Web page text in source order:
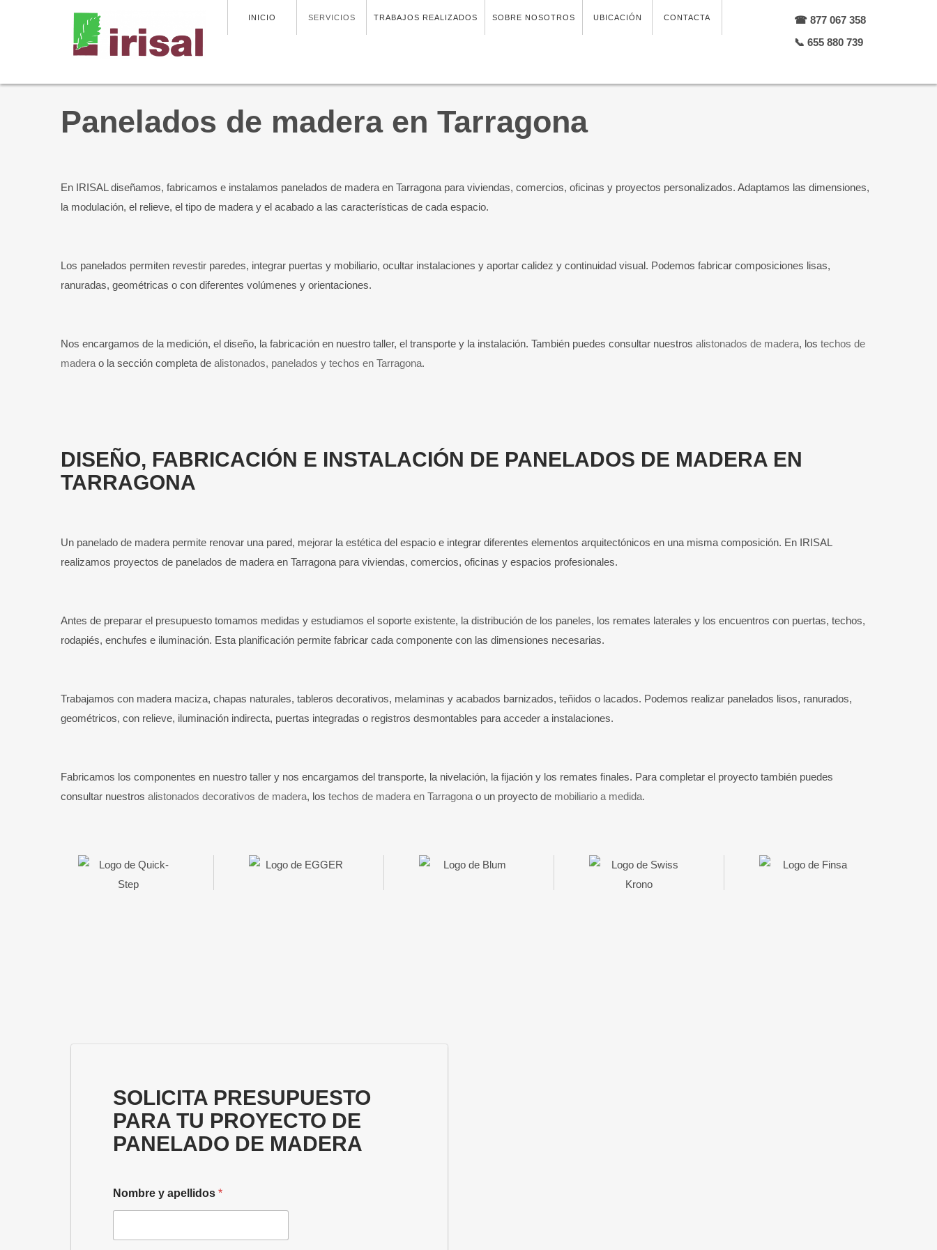
INICIO SERVICIOS TRABAJOS REALIZADOS SOBRE NOSOTROS UBICACIÓN CONTACTA
☎ 877 067 358
📞 655 880 739
Panelados de madera en Tarragona
En IRISAL diseñamos, fabricamos e instalamos panelados de madera en Tarragona para viviendas, comercios, oficinas y proyectos personalizados. Adaptamos las dimensiones,
la modulación, el relieve, el tipo de madera y el acabado a las características de cada espacio.
Los panelados permiten revestir paredes, integrar puertas y mobiliario, ocultar instalaciones y aportar calidez y continuidad visual. Podemos fabricar composiciones lisas,
ranuradas, geométricas o con diferentes volúmenes y orientaciones.
Nos encargamos de la medición, el diseño, la fabricación en nuestro taller, el transporte y la instalación. También puedes consultar nuestros alistonados de madera, los techos de
madera o la sección completa de alistonados, panelados y techos en Tarragona.
DISEÑO, FABRICACIÓN E INSTALACIÓN DE PANELADOS DE MADERA EN
TARRAGONA
Un panelado de madera permite renovar una pared, mejorar la estética del espacio e integrar diferentes elementos arquitectónicos en una misma composición. En IRISAL
realizamos proyectos de panelados de madera en Tarragona para viviendas, comercios, oficinas y espacios profesionales.
Antes de preparar el presupuesto tomamos medidas y estudiamos el soporte existente, la distribución de los paneles, los remates laterales y los encuentros con puertas, techos,
rodapiés, enchufes e iluminación. Esta planificación permite fabricar cada componente con las dimensiones necesarias.
Trabajamos con madera maciza, chapas naturales, tableros decorativos, melaminas y acabados barnizados, teñidos o lacados. Podemos realizar panelados lisos, ranurados,
geométricos, con relieve, iluminación indirecta, puertas integradas o registros desmontables para acceder a instalaciones.
Fabricamos los componentes en nuestro taller y nos encargamos del transporte, la nivelación, la fijación y los remates finales. Para completar el proyecto también puedes
consultar nuestros alistonados decorativos de madera, los techos de madera en Tarragona o un proyecto de mobiliario a medida.
SOLICITA PRESUPUESTO
PARA TU PROYECTO DE
PANELADO DE MADERA
Nombre y apellidos *